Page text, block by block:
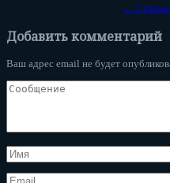
← Старые
Добавить комментарий
Ваш адрес email не будет